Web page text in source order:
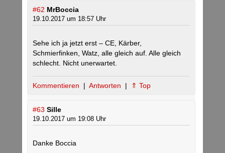
#62 MrBoccia
19.10.2017 um 18:57 Uhr
Sehe ich ja jetzt erst – CE, Kärber,
Schmierfinken, Watz, alle gleich auf. Alle gleich
schlecht. Nicht unerwartet.
Kommentieren | Antworten | ⇑ Top
#63 Sille
19.10.2017 um 19:08 Uhr
Danke Boccia